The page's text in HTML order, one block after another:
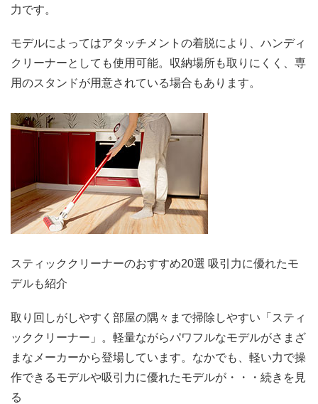
力です。
モデルによってはアタッチメントの着脱により、ハンディ
クリーナーとしても使用可能。収納場所も取りにくく、専
用のスタンドが用意されている場合もあります。
スティッククリーナーのおすすめ20選 吸引力に優れたモ
デルも紹介
取り回しがしやすく部屋の隅々まで掃除しやすい「スティ
ッククリーナー」。軽量ながらパワフルなモデルがさまざ
まなメーカーから登場しています。なかでも、軽い力で操
作できるモデルや吸引力に優れたモデルが・・・続きを見
る